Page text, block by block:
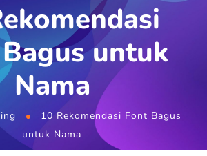
untuk
Nama
10 Rekomendasi Font Bagus
untuk Nama